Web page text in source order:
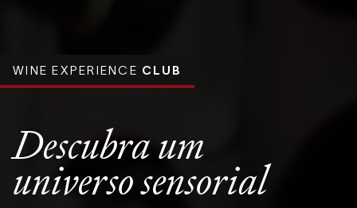
WINE EXPERIENCE CLUB
Descubra um
universosensorial